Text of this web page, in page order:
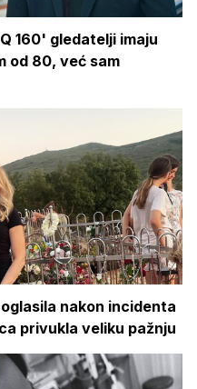
160' gledatelji imaju
od 80, već sam
nakon incidenta
privukla veliku pažnju